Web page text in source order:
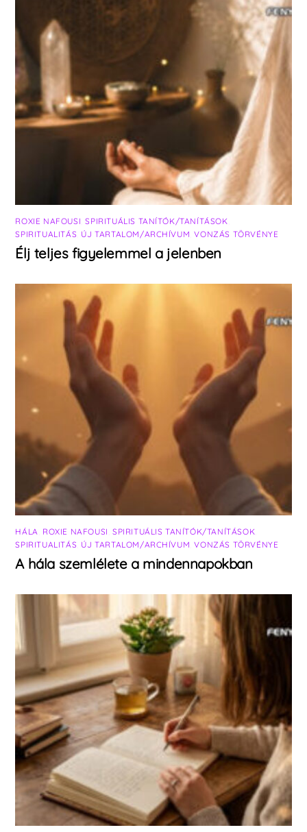
ROXIE NAFOUSI ,SPIRITUÁLIS TANÍTÓK/TANÍTÁSOK
SPIRITUALITÁS ÚJ TARTALOM/ARCHÍVUM ,VONZÁS TÖRVÉNYE
Élj teljes figyelemmel a jelenben
HÁLA ROXIE NAFOUSI SPIRITUÁLIS TANÍTÓK/TANÍTÁSOK
SPIRITUALITÁS ÚJ TARTALOM/ARCHÍVUM ,VONZÁS TÖRVÉNYE
A hála szemlélete a mindennapokban